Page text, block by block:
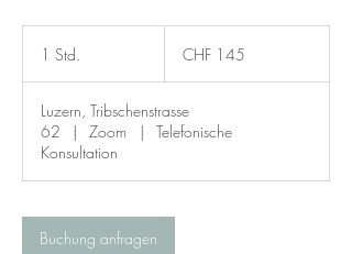
1 Std.
d
Franken
CHF 145
Luzern, Tribschenstrasse
62
| Zoom |
Telefonische
Konsultation
Buchung anfragen